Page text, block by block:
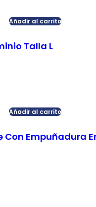
Añadir al carrito
Talla L
Añadir al carrito
Con Empuñadura